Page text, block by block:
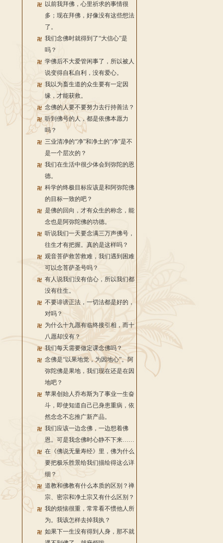
以前我拜佛，心里祈求的事情很
多；现在拜佛，好像没有这些想法
了。
我们念佛时就得到了“大信心”是
吗？
学佛后不大爱管闲事了，所以被人
说变得自私自利，没有爱心。
我以为畜生道的众生要有一定因
缘，才能获救。
念佛的人要不要努力去行持善法？
听到佛号的人，都是依佛本愿力
吗？
三业清净的“净”和净土的“净”是不
是一个层次的？
我们在生活中很少体会到弥陀的恩
德。
科学的终极目标应该是和阿弥陀佛
的目标一致的吧？
是佛的回向，才有众生的称念，能
念也是阿弥陀佛的功德。
听说我们一天要念满三万声佛号，
往生才有把握。真的是这样吗？
观音菩萨救苦救难，我们遇到困难
可以念菩萨圣号吗？
有人说我们没有信心，所以我们都
没有往生。
不要诽谤正法，一切法都是好的，
对吗？
为什么十九愿有临终接引相，而十
八愿却没有？
我们每天需要做定课念佛吗？
念佛是“以果地觉，为因地心”。阿
弥陀佛是果地，我们现在还是在因
地吧？
苹果创始人乔布斯为了事业一生奋
斗，即使知道自己已身患重病，依
然念念不忘推广新产品。
我们应该一边念佛，一边想着佛
恩。可是我念佛时心静不下来……
在《佛说无量寿经》里，佛为什么
要把极乐胜景给我们描绘得这么详
细？
道教和佛教有什么本质的区别？禅
宗、密宗和净土宗又有什么区别？
我的烦恼很重，常常看不惯他人所
为。我该怎样去掉我执？
如果下一生没有得到人身，那不就